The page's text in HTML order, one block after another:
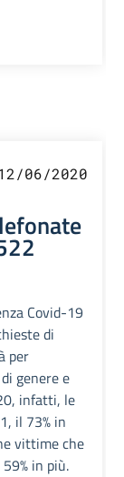
06/2020
Covid-19
di
per
genere e
infatti, le
il 73% in
vittime che
in più.